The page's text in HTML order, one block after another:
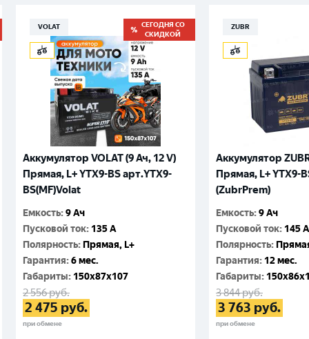
VOLAT
СЕГОДНЯ СО
СКИДКОЙ
Аккумулятор VOLAT (9 Ач, 12 V)
Прямая, L+ YTX9-BS арт.YTX9-
BS(MF)Volat
Емкость:9 Ач
Пусковой ток: 135 A
Полярность: Прямая, L+
Гарантия:6 мес.
Габариты: 150x87x107
2 556руб.
2 475 руб.
при обмене
ZUBR
Аккумулятор
Прямая, L+ YTX9-
(ZubrPrem)
Емкость:9 Ач
Пусковой ток: 145 A
Полярность:
Гарантия: 12 мес.
Габариты:
3 844руб.
3 763 руб.
при обмене